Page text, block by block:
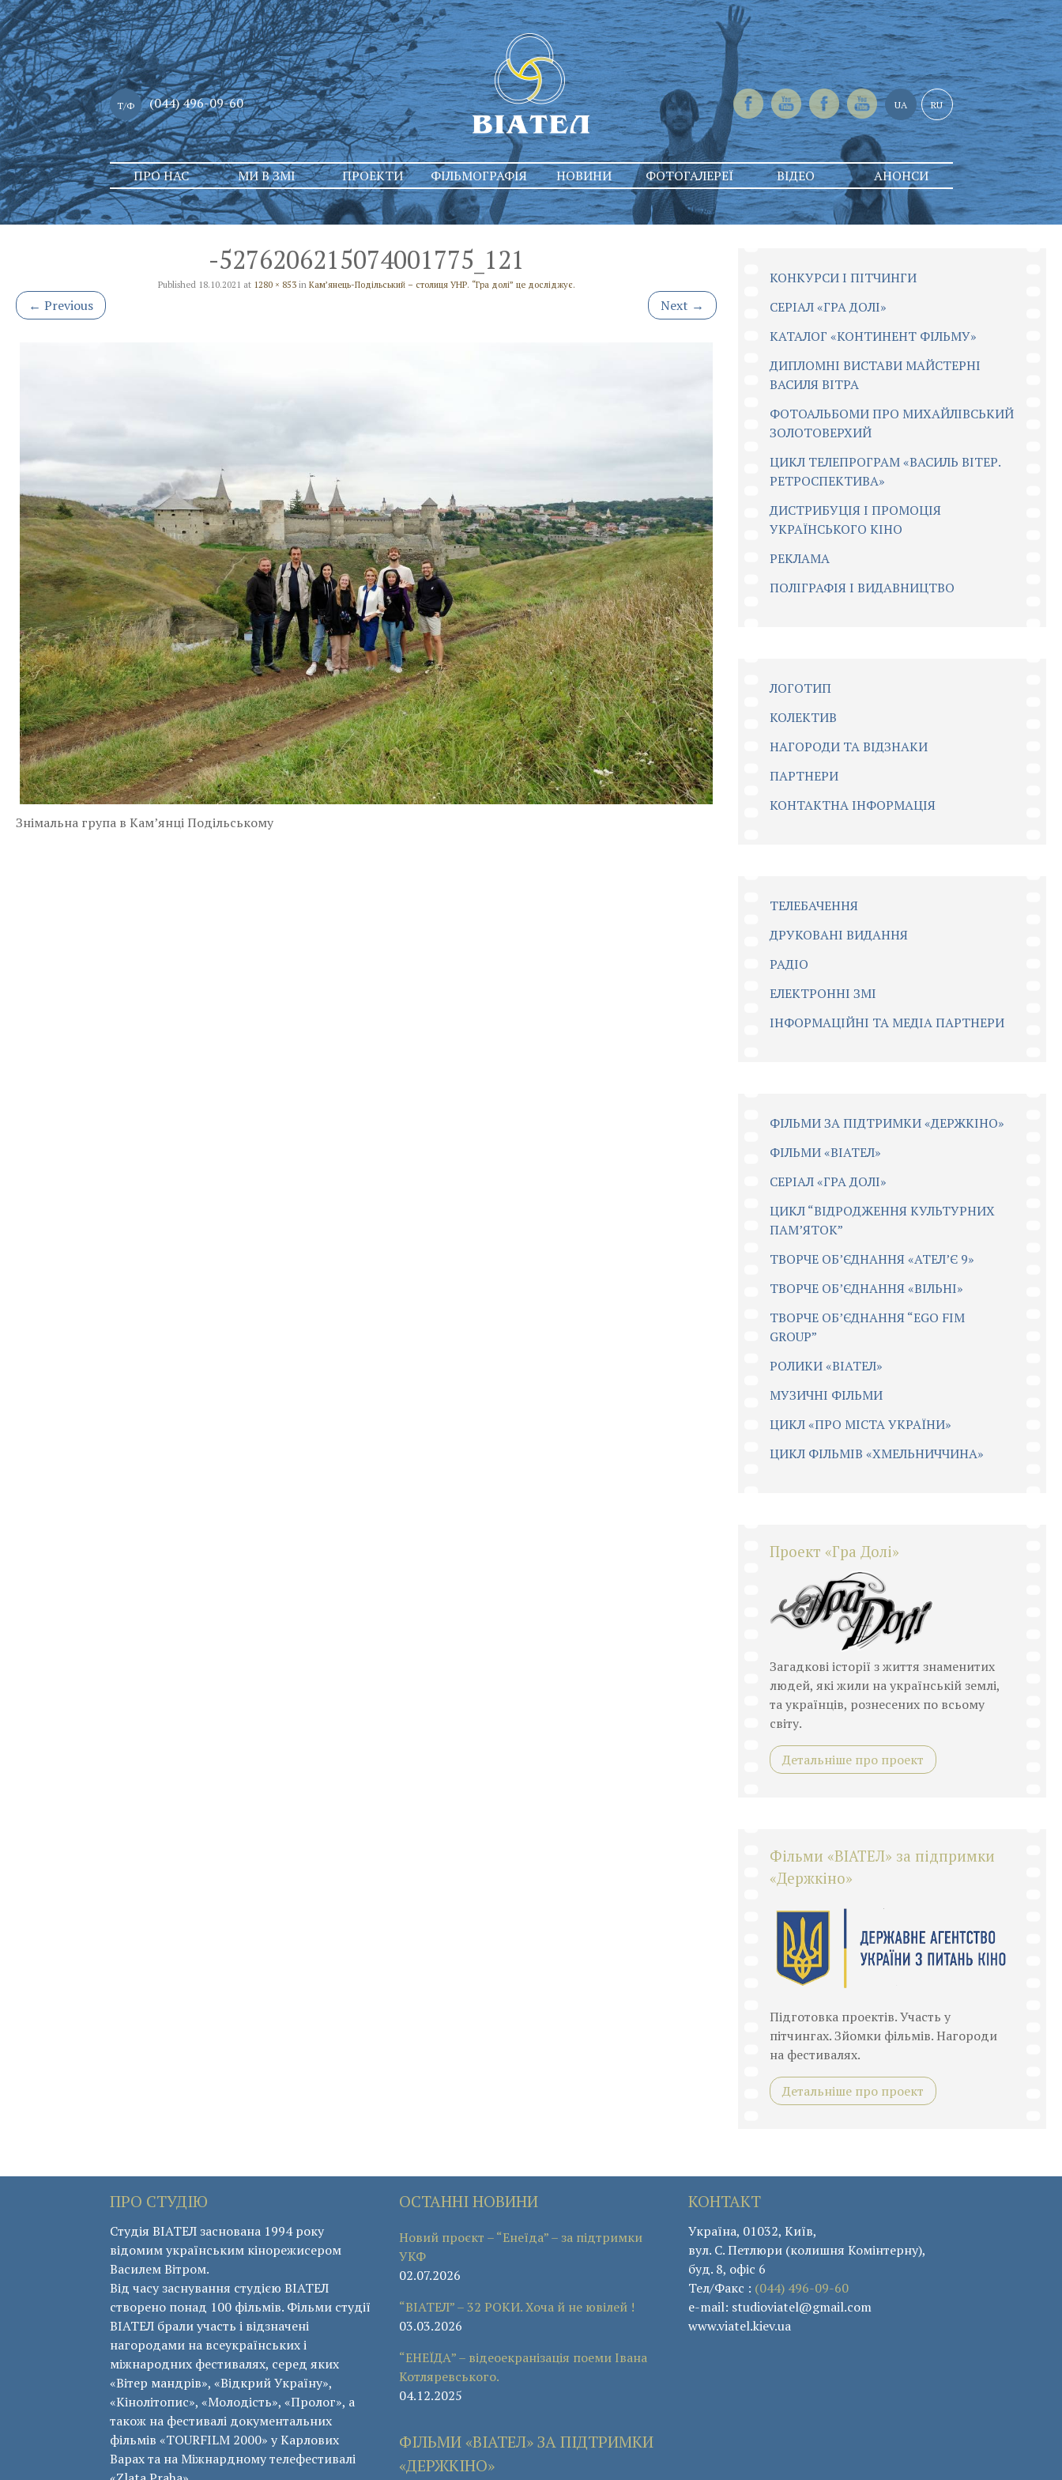
Т/Ф (044) 496-09-60 UA RU
Skip
to
content
ПРО НАС МИ В ЗМІ ПРОЕКТИ ФІЛЬМОГРАФІЯ НОВИНИ ФОТОГАЛЕРЕЇ ВІДЕО АНОНСИ
-5276206215074001775_121
Published 18.10.2021 at 1280 × 853in Кам’янець-Подільський – столиця УНР. “Гра долі” це досліджує.
← Previous Next →
Знімальна група в Кам’янці Подільському
КОНКУРСИ І ПІТЧИНГИ
CЕРІАЛ «ГРА ДОЛІ»
КАТАЛОГ «КОНТИНЕНТ ФІЛЬМУ»
ДИПЛОМНІ ВИСТАВИ МАЙСТЕРНІ
ВАСИЛЯ ВІТРА
ФОТОАЛЬБОМИ ПРО МИХАЙЛІВСЬКИЙ
ЗОЛОТОВЕРХИЙ
ЦИКЛ ТЕЛЕПРОГРАМ «ВАСИЛЬ ВІТЕР.
РЕТРОСПЕКТИВА»
ДИСТРИБУЦІЯ І ПРОМОЦІЯ
УКРАЇНСЬКОГО КІНО
РЕКЛАМА
ПОЛІГРАФІЯ І ВИДАВНИЦТВО
ЛОГОТИП
КОЛЕКТИВ
НАГОРОДИ ТА ВІДЗНАКИ
ПАРТНЕРИ
КОНТАКТНА ІНФОРМАЦІЯ
ТЕЛЕБАЧЕННЯ
ДРУКОВАНІ ВИДАННЯ
РАДІО
ЕЛЕКТРОННІ ЗМІ
ІНФОРМАЦІЙНІ ТА МЕДІА ПАРТНЕРИ
ФІЛЬМИ ЗА ПІДТРИМКИ «ДЕРЖКІНО»
ФІЛЬМИ «ВІАТЕЛ»
СЕРІАЛ «ГРА ДОЛІ»
ЦИКЛ “ВІДРОДЖЕННЯ КУЛЬТУРНИХ
ПАМ’ЯТОК”
ТВОРЧЕ ОБ’ЄДНАННЯ «АТЕЛ’Є 9»
ТВОРЧЕ ОБ’ЄДНАННЯ «ВІЛЬНІ»
ТВОРЧЕ ОБ’ЄДНАННЯ “EGO FIM
GROUP”
РОЛИКИ «ВІАТЕЛ»
МУЗИЧНІ ФІЛЬМИ
ЦИКЛ «ПРО МІСТА УКРАЇНИ»
ЦИКЛ ФІЛЬМІВ «ХМЕЛЬНИЧЧИНА»
Проект «Гра Долі»
Загадкові історії з життя знаменитих
людей, які жили на українській землі,
та українців, рознесених по всьому
світу.
Детальніше про проект
Фільми «ВІАТЕЛ» за підпримки
«Держкіно»
Підготовка проектів. Участь у
пітчингах. Зйомки фільмів. Нагороди
на фестивалях.
Детальніше про проект
ПРО СТУДІЮ
Студія ВІАТЕЛ заснована 1994 року
відомим українським кінорежисером
Василем Вітром.
Від часу заснування студією ВІАТЕЛ
створено понад 100 фільмів. Фільми студії
ВІАТЕЛ брали участь і відзначені
нагородами на всеукраїнських і
міжнародних фестивалях, серед яких
«Вітер мандрів», «Відкрий Україну»,
«Кінолітопис», «Молодість», «Пролог», а
також на фестивалі документальних
фільмів «ТОURFILM 2000» у Карлових
Варах та на Міжнардному телефестивалі
ОСТАННІ НОВИНИ
Новий проєкт – “Енеїда” – за підтримки
УКФ
02.07.2026
“ВІАТЕЛ” – 32 РОКИ. Хоча й не ювілей !
03.03.2026
“ЕНЕЇДА” – відеоекранізація поеми Івана
Котляревського.
04.12.2025
ФІЛЬМИ «ВІАТЕЛ» ЗА ПІДТРИМКИ
«ДЕРЖКІНО»
КОНТАКТ
Україна, 01032, Київ,
вул. С. Петлюри (колишня Комінтерну),
буд. 8, офіс 6
Тел/Факс : (044) 496-09-60
e-mail: studioviatel@gmail.com
www.viatel.kiev.ua